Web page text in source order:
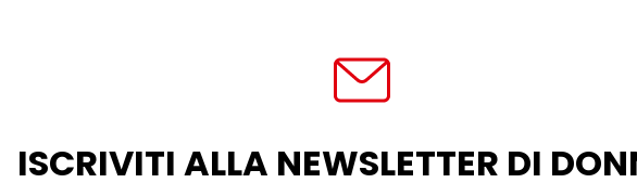
ISCRIVITI ALLA NEWSLETTER DI